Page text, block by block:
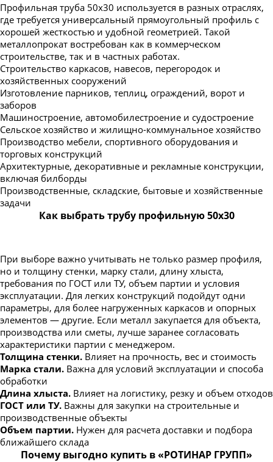
Профильная труба 50х30 используется в разных отраслях,
где требуется универсальный прямоугольный профиль с
хорошей жесткостью и удобной геометрией. Такой
металлопрокат востребован как в коммерческом
строительстве, так и в частных работах.
Строительство каркасов, навесов, перегородок и
хозяйственных сооружений
Изготовление парников, теплиц, ограждений, ворот и
заборов
Машиностроение, автомобилестроение и судостроение
Сельское хозяйство и жилищно-коммунальное хозяйство
Производство мебели, спортивного оборудования и
торговых конструкций
Архитектурные, декоративные и рекламные конструкции,
включая билборды
Производственные, складские, бытовые и хозяйственные
задачи
Как выбрать трубу профильную 50х30
При выборе важно учитывать не только размер профиля,
но и толщину стенки, марку стали, длину хлыста,
требования по ГОСТ или ТУ, объем партии и условия
эксплуатации. Для легких конструкций подойдут одни
параметры, для более нагруженных каркасов и опорных
элементов — другие. Если металл закупается для объекта,
производства или сметы, лучше заранее согласовать
характеристики партии с менеджером.
Толщина стенки. Влияет на прочность, вес и стоимость
Марка стали. Важна для условий эксплуатации и способа
обработки
Длина хлыста. Влияет на логистику, резку и объем отходов
ГОСТ или ТУ. Важны для закупки на строительные и
производственные объекты
Объем партии. Нужен для расчета доставки и подбора
ближайшего склада
Почему выгодно купить в «РОТИНАР ГРУПП»